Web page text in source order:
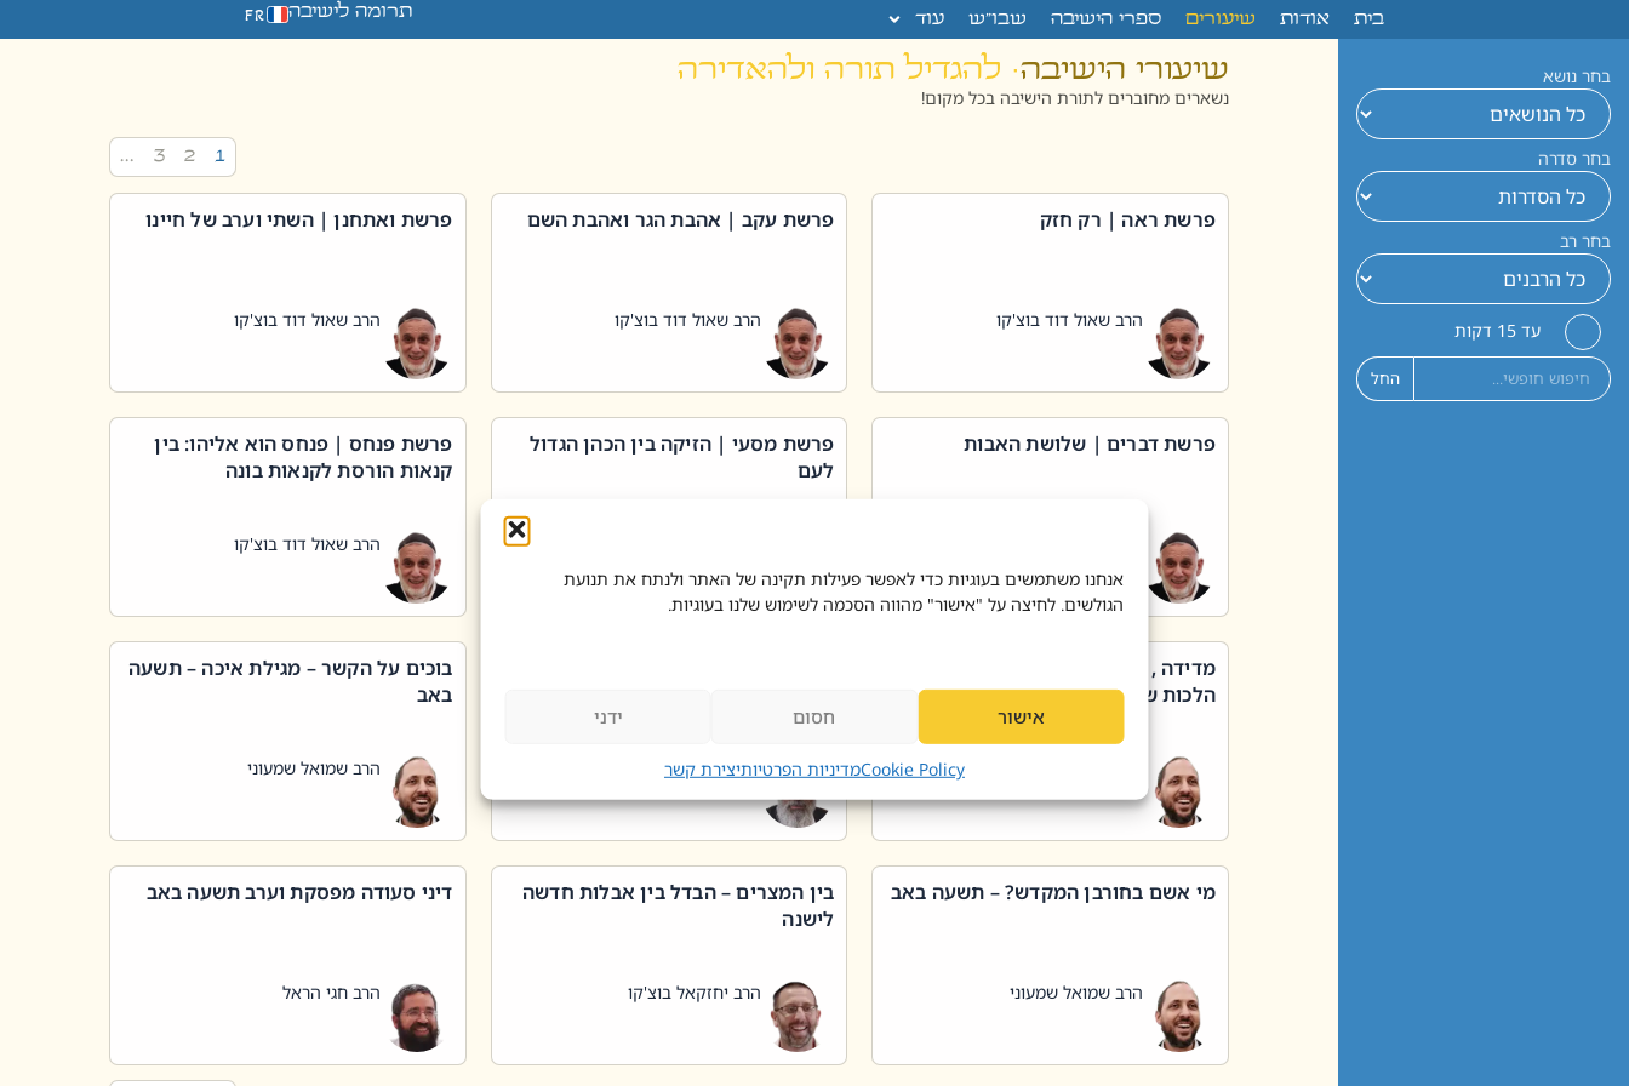
אנחנו משתמשים בעוגיות כדי לאפשר פעילות תקינה של האתר ולנתח את תנועת
הגולשים. לחיצה על "אישור" מהווה הסכמה לשימוש שלנו בעוגיות.
אישור חסום ידני
Cookie Policyמדיניות הפרטיותיצירת קשר
בית אודות שיעורים ספרי הישיבה שבו”ש עוד תרומה לישיבה FR
בחר נושא
בחר סדרה
בחר רב
עד 15 דקות
החל
שיעורי הישיבה· להגדיל תורה ולהאדירה
נשארים מחוברים לתורת הישיבה בכל מקום!
1
2
3
…
פרשת ראה | רק חזק
הרב שאול דוד בוצ'קו
פרשת עקב | אהבת הגר ואהבת השם
הרב שאול דוד בוצ'קו
פרשת ואתחנן | השתי וערב של חיינו
הרב שאול דוד בוצ'קו
פרשת דברים | שלושת האבות
פרשת מסעי | הזיקה בין הכהן הגדול
לעם
פרשת פנחס | פנחס הוא אליהו: בין
קנאות הורסת לקנאות בונה
הרב שאול דוד בוצ'קו
מדידה , קניה , שטיפת כלים בשבת –
הלכות שבת – סימן שכג
הרב יאיר בידני
בוכים על הקשר – מגילת איכה – תשעה
באב
הרב שמואל שמעוני
מי אשם בחורבן המקדש? – תשעה באב
הרב שמואל שמעוני
בין המצרים – הבדל בין אבלות חדשה
לישנה
הרב יחזקאל בוצ'קו
דיני סעודה מפסקת וערב תשעה באב
הרב חגי הראל